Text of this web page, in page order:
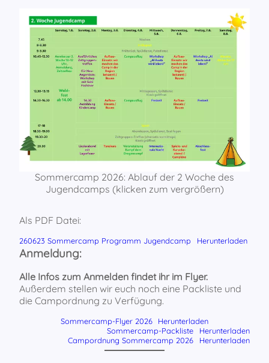
Sommercamp 2026: Ablauf der 2 Woche des
Jugendcamps (klicken zum vergrößern)
Als PDF Datei:
260623 Sommercamp Programm Jugendcamp Herunterladen
Anmeldung:
Alle Infos zum Anmelden findet ihr im Flyer.
Außerdem stellen wir euch noch eine Packliste und
die Campordnung zu Verfügung.
Sommercamp-Flyer 2026
Herunterladen
Sommercamp-Packliste
Herunterladen
Campordnung Sommercamp 2026
Herunterladen